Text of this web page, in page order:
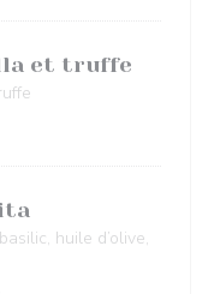
et truffe
huile d’olive,